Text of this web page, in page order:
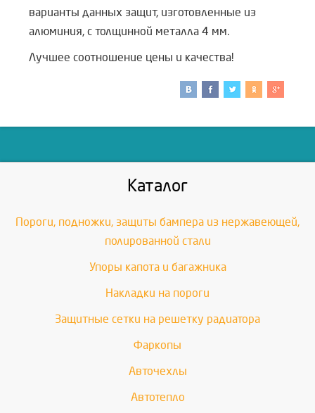
варианты данных защит, изготовленные из
алюминия, с толщинной металла 4 мм.
Лучшее соотношение цены и качества!
Каталог
Пороги, подножки, защиты бампера из нержавеющей,
полированной стали
Упоры капота и багажника
Накладки на пороги
Защитные сетки на решетку радиатора
Фаркопы
Авточехлы
Автотепло